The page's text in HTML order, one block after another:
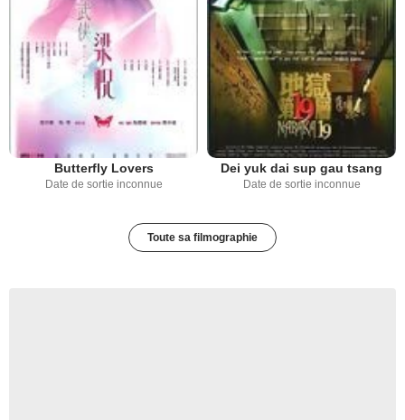
Butterfly Lovers
Date de sortie inconnue
Dei yuk dai sup gau tsang
Date de sortie inconnue
Toute sa filmographie